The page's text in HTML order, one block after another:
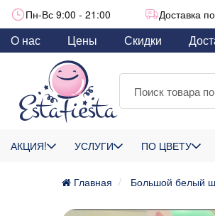
Пн-Вс 9:00 - 21:00 Доставка
О нас Цены Скидки
АКЦИЯ! УСЛУГИ ПО ЦВЕТУ
Главная Большой белый